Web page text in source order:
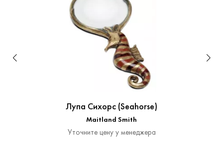
Лупа Сихорс (Seahorse)
Maitland Smith
Уточните цену у менеджера